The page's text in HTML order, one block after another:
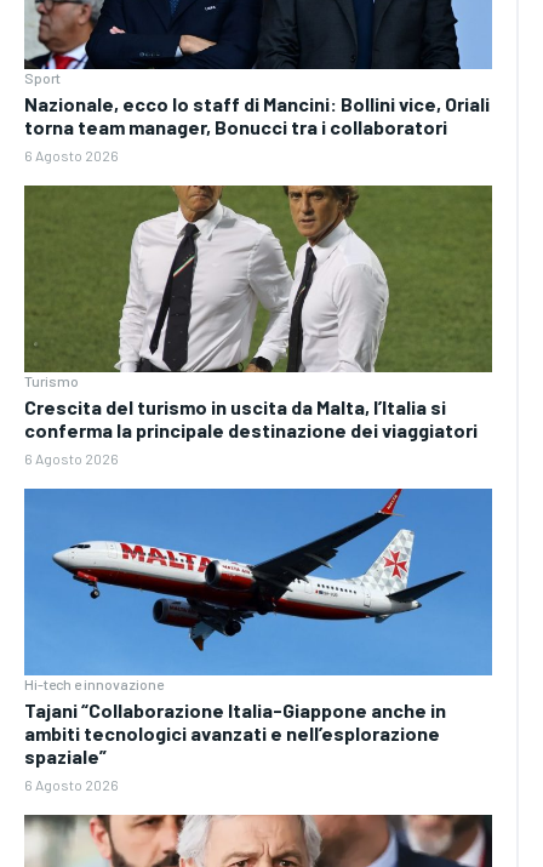
Sport
Nazionale, ecco lo staff di Mancini: Bollini vice, Oriali
torna team manager, Bonucci tra i collaboratori
6 Agosto 2026
Turismo
Crescita del turismo in uscita da Malta, l’Italia si
conferma la principale destinazione dei viaggiatori
6 Agosto 2026
Hi-tech e innovazione
Tajani “Collaborazione Italia-Giappone anche in
ambiti tecnologici avanzati e nell’esplorazione
spaziale”
6 Agosto 2026